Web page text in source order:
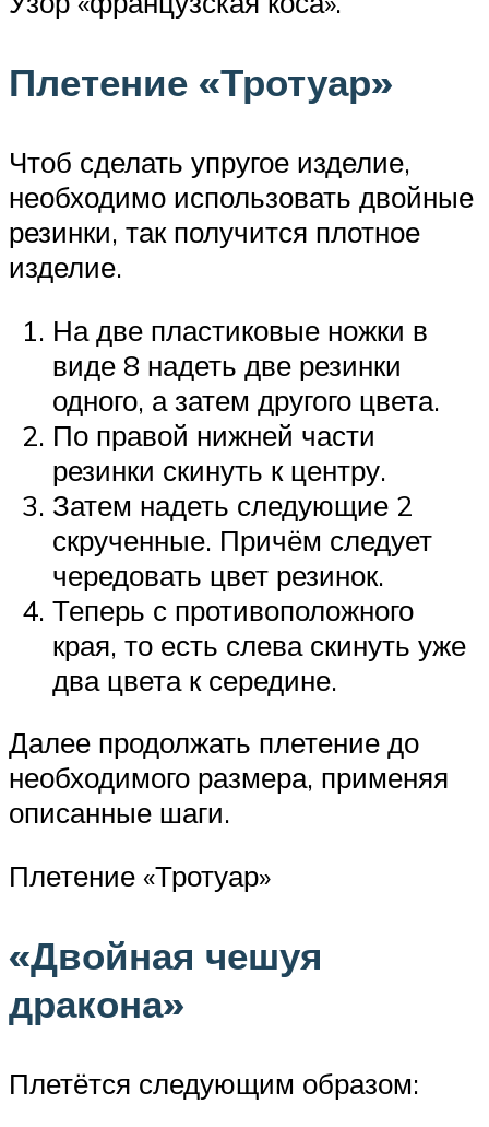
Плетение «Тротуар»
Чтоб сделать упругое изделие,
необходимо использовать двойные
резинки, так получится плотное
изделие.
На две пластиковые ножки в
виде 8 надеть две резинки
одного, а затем другого цвета.
По правой нижней части
резинки скинуть к центру.
Затем надеть следующие 2
скрученные. Причём следует
чередовать цвет резинок.
Теперь с противоположного
края, то есть слева скинуть уже
два цвета к середине.
Далее продолжать плетение до
необходимого размера, применяя
описанные шаги.
Плетение «Тротуар»
«Двойная чешуя
дракона»
Плетётся следующим образом: